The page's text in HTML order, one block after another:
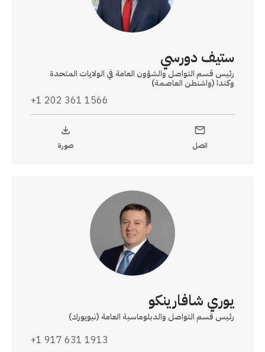
ستيف دورسي
رئيس قسم التواصل والشؤون العامة في الولايات المتحدة
وكندا (واشنطن العاصمة)
+1 202 361 1566
اتصل صورة
يوري شافارينكو
رئيس قسم التواصل والدبلوماسية العامة (نيويورك)
+1 917 631 1913